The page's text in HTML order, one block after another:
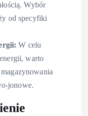
Wybór
od specyfiki
W celu
warto
jonowe.